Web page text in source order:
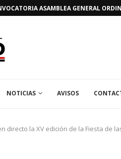
IMPORTANTE DE LA
NOTICIAS AVISOS
directo la XV edición de la Fiesta de